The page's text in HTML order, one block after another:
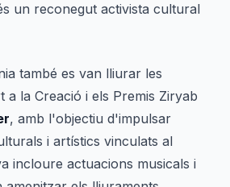
un reconegut activista cultural
també es van lliurar les
a la Creació i els Premis Ziryab
, amb l'objectiu d'impulsar
i artístics vinculats al
incloure actuacions musicals i